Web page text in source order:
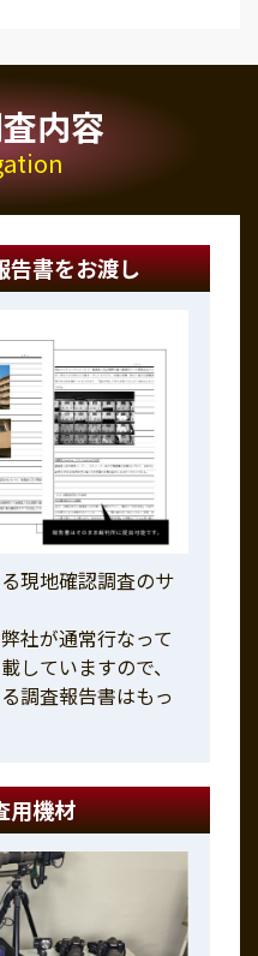
内容
告書をお渡し
現地確認調査のサ
社が通常行なって
していますので、
調査報告書はもっ
用機材